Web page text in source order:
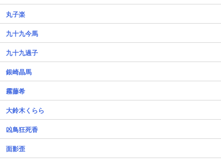
丸子楽
九十九今馬
九十九過子
銀崎晶馬
霧藤希
大鈴木くらら
凶鳥狂死香
面影歪